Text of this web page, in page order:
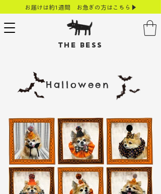
お届けは約1週間 お急ぎの方はこちら▶
THE BESS
Halloween